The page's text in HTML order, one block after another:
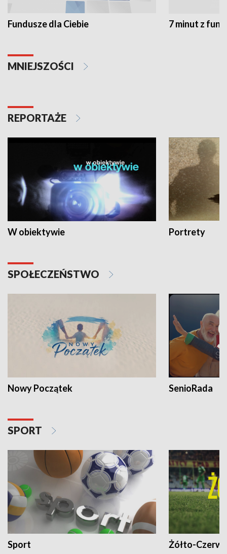
Fundusze dla Ciebie 7 minut z
MNIEJSZOŚCI
REPORTAŻE
W obiektywie Portrety
SPOŁECZEŃSTWO
Nowy Początek SenioRada
SPORT
Sport Żółto-